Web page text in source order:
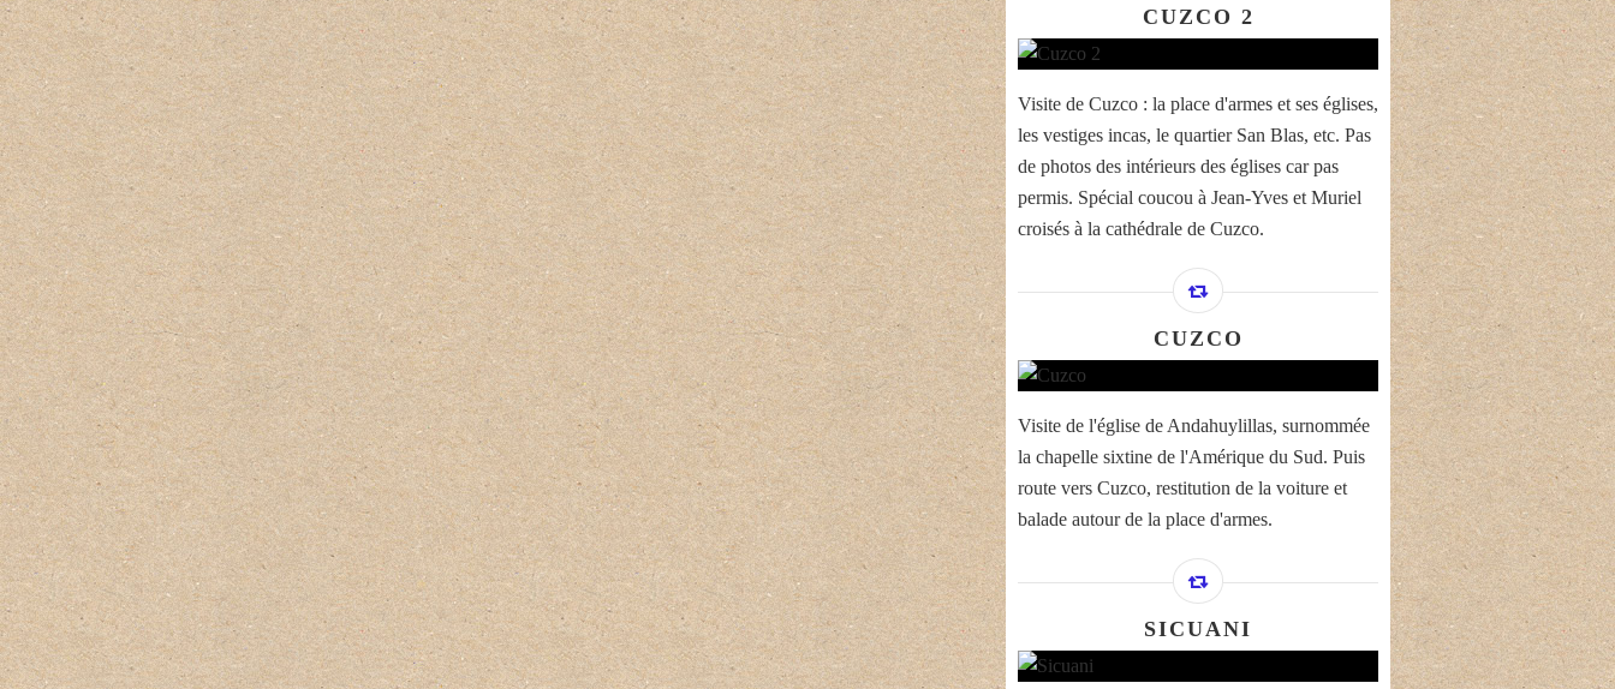
CUZCO 2
Visite de Cuzco : la place d'armes et ses églises,
les vestiges incas, le quartier San Blas, etc. Pas
de photos des intérieurs des églises car pas
permis. Spécial coucou à Jean-Yves et Muriel
croisés à la cathédrale de Cuzco.
CUZCO
Visite de l'église de Andahuylillas, surnommée
la chapelle sixtine de l'Amérique du Sud. Puis
route vers Cuzco, restitution de la voiture et
balade autour de la place d'armes.
SICUANI